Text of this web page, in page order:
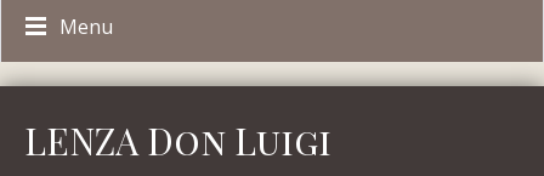
Menu
LENZA Don Luigi